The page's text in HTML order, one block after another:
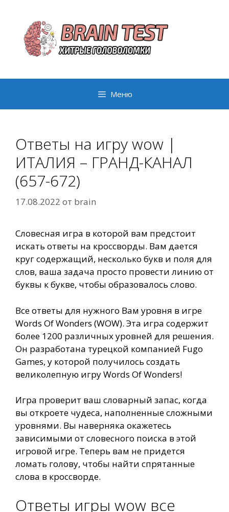
содержимому
Меню
Ответы на игру wow |
ИТАЛИЯ – ГРАНД-КАНАЛ
(657-672)
17.08.2022 от brain
Словесная игра в которой вам предстоит
искать ответы на кроссворды. Вам дается
круг содержащий, несколько букв и поля для
слов, ваша задача просто провести линию от
буквы к букве, чтобы образовалось слово.
Все ответы для нужного Вам уровня в игре
Words Of Wonders (WOW). Эта игра содержит
более 1200 различных уровней для решения.
Он разработана турецкой компанией Fugo
Games, у которой получилось создать
великолепную игру Words Of Wonders!
Игра проверит ваш словарный запас, когда
вы откроете чудеса, наполненные сложными
уровнями. Вы наверняка окажетесь
зависимыми от словесного поиска в этой
игровой игре. Теперь вам не придется
ломать голову, чтобы найти спрятанные
слова в кроссворде.
Ответы игры wow все